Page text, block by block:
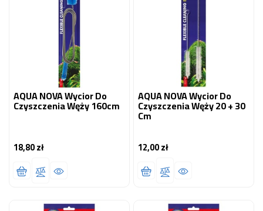
AQUA NOVA Wycior Do
Czyszczenia Węży 160cm
18,80 złCena
AQUA NOVA Wycior Do
Czyszczenia Węży 20 + 30
Cm
12,00 złCena